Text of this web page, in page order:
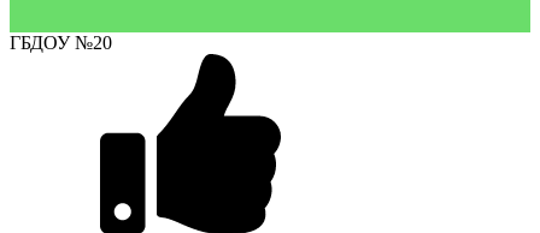
ГБДОУ №20